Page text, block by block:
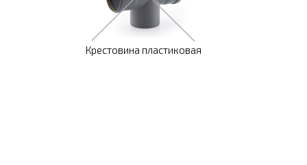
Крестовина пластиковая